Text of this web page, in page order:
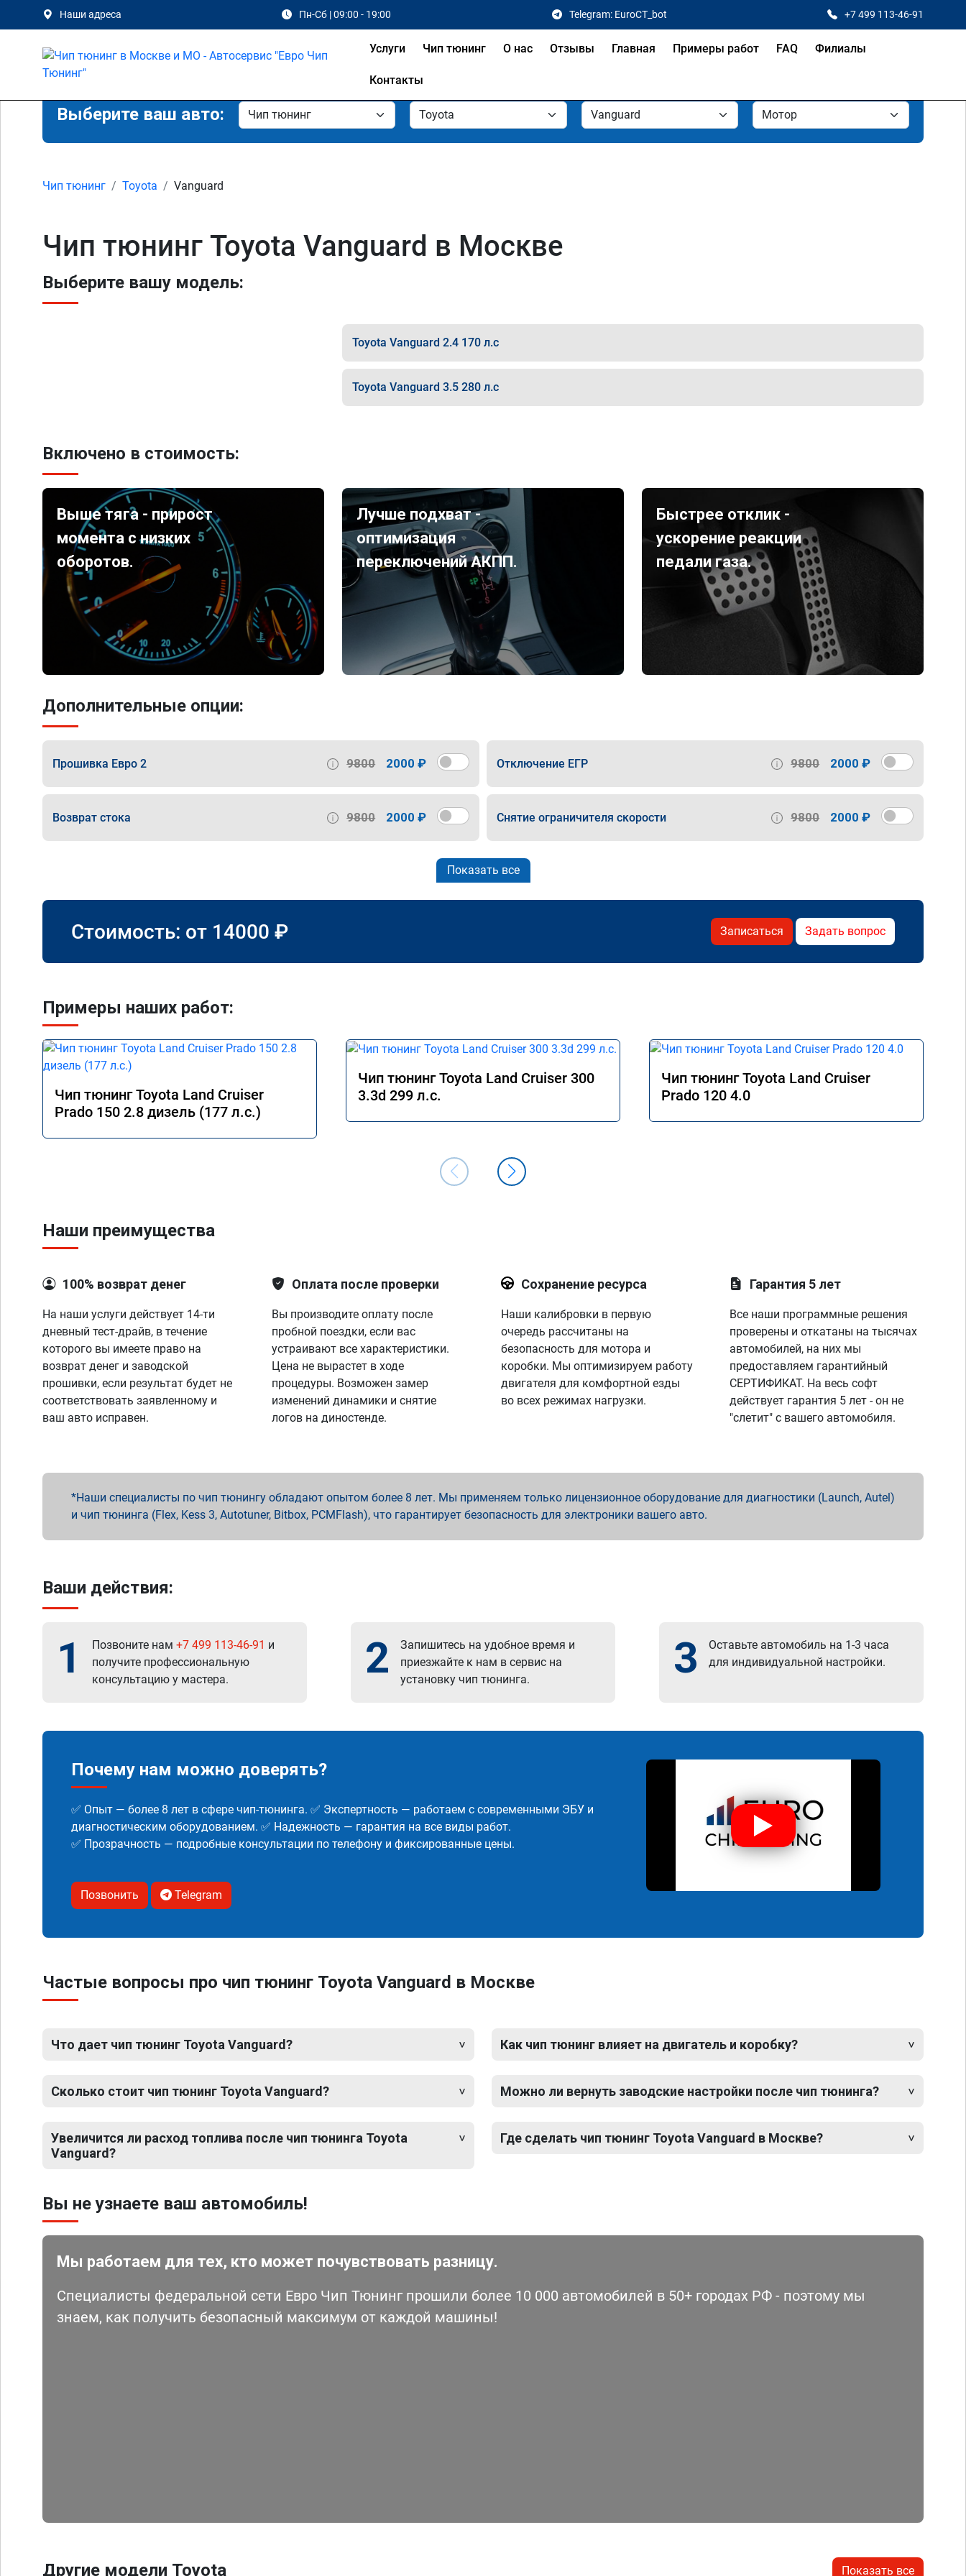
Наши адреса Пн-Сб | 09:00 - 19:00 Telegram: EuroCT_bot +7 499 113-46-91
Услуги Чип тюнинг О нас Отзывы Главная Примеры работ FAQ Филиалы
Контакты
Выберите ваш авто:
Чип тюнинг Toyota Vanguard
Чип тюнинг Toyota Vanguard в Москве
Выберите вашу модель:
Toyota Vanguard 2.4 170 л.с
Toyota Vanguard 3.5 280 л.с
Включено в стоимость:
Выше тяга - прирост
момента с низких
оборотов.
Лучше подхват -
оптимизация
переключений АКПП.
Быстрее отклик -
ускорение реакции
педали газа.
Дополнительные опции:
Прошивка Евро 2 9800 2000 ₽ Отключение ЕГР 9800 2000 ₽
Возврат стока 9800 2000 ₽ Снятие ограничителя скорости 9800 2000 ₽
Показать все
Стоимость: от 14000 ₽ Записаться Задать вопрос
Примеры наших работ:
Чип тюнинг Toyota Land Cruiser
Prado 150 2.8 дизель (177 л.с.)
Чип тюнинг Toyota Land Cruiser 300
3.3d 299 л.с.
Чип тюнинг Toyota Land Cruiser
Prado 120 4.0
Наши преимущества
100% возврат денег
На наши услуги действует 14-ти
дневный тест-драйв, в течение
которого вы имеете право на
возврат денег и заводской
прошивки, если результат будет не
соответствовать заявленному и
ваш авто исправен.
Оплата после проверки
Вы производите оплату после
пробной поездки, если вас
устраивают все характеристики.
Цена не вырастет в ходе
процедуры. Возможен замер
изменений динамики и снятие
логов на диностенде.
Сохранение ресурса
Наши калибровки в первую
очередь рассчитаны на
безопасность для мотора и
коробки. Мы оптимизируем работу
двигателя для комфортной езды
во всех режимах нагрузки.
Гарантия 5 лет
Все наши программные решения
проверены и откатаны на тысячах
автомобилей, на них мы
предоставляем гарантийный
СЕРТИФИКАТ. На весь софт
действует гарантия 5 лет - он не
"слетит" с вашего автомобиля.
Наши специалисты по чип тюнингу обладают опытом более 8 лет. Мы применяем только лицензионное оборудование для диагностики (Launch, Autel)
и чип тюнинга (Flex, Kess 3, Autotuner, Bitbox, PCMFlash), что гарантирует безопасность для электроники вашего авто.
Ваши действия:
1 Позвоните нам +7 499 113-46-91 и
получите профессиональную
консультацию у мастера.
2
Запишитесь на удобное время и
приезжайте к нам в сервис на
установку чип тюнинга.
3
Оставьте автомобиль на 1-3 часа
для индивидуальной настройки.
Почему нам можно доверять?
✅ Опыт — более 8 лет в сфере чип-тюнинга. ✅ Экспертность — работаем с современными ЭБУ и
диагностическим оборудованием. ✅ Надежность — гарантия на все виды работ.
✅ Прозрачность — подробные консультации по телефону и фиксированные цены.
Позвонить Telegram
Частые вопросы про чип тюнинг Toyota Vanguard в Москве
Что дает чип тюнинг Toyota Vanguard?
Сколько стоит чип тюнинг Toyota Vanguard?
Увеличится ли расход топлива после чип тюнинга Toyota
Vanguard?
Как чип тюнинг влияет на двигатель и коробку?
Можно ли вернуть заводские настройки после чип тюнинга?
Где сделать чип тюнинг Toyota Vanguard в Москве?
Вы не узнаете ваш автомобиль!
Мы работаем для тех, кто может почувствовать разницу.
Специалисты федеральной сети Евро Чип Тюнинг прошили более 10 000 автомобилей в 50+ городах РФ - поэтому мы
знаем, как получить безопасный максимум от каждой машины!
Другие модели Toyota Показать все